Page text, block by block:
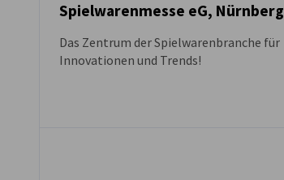
Spielwarenmesse eG, Nürnberg
Das Zentrum der Spielwaren­branche für
Innovationen und Trends!